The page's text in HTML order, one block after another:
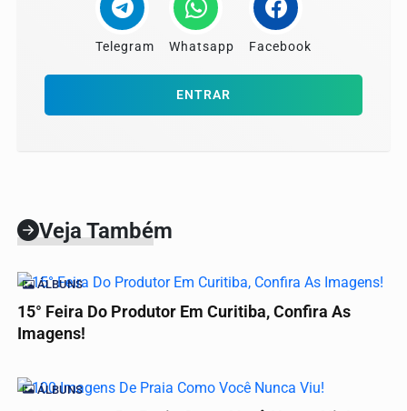
Telegram Whatsapp Facebook
ENTRAR
Veja Também
ÁLBUNS
15° Feira Do Produtor Em Curitiba, Confira As
Imagens!
ÁLBUNS